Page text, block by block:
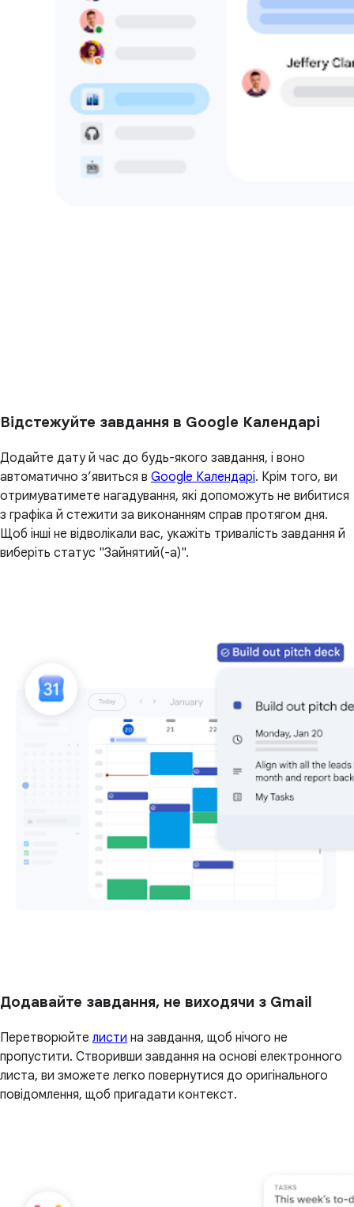
Відстежуйте завдання в Google Календарі
Додайте дату й час до будь-якого завдання, і воно
автоматично з’явиться в Google Календарі. Крім того, ви
отримуватимете нагадування, які допоможуть не вибитися
з графіка й стежити за виконанням справ протягом дня.
Щоб інші не відволікали вас, укажіть тривалість завдання й
виберіть статус "Зайнятий(-а)".
Додавайте завдання, не виходячи з Gmail
Перетворюйте листи на завдання, щоб нічого не
пропустити. Створивши завдання на основі електронного
листа, ви зможете легко повернутися до оригінального
повідомлення, щоб пригадати контекст.